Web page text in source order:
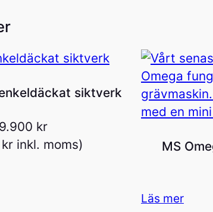
siktverk
kr
kr inkl. moms)
MS
Läs mer